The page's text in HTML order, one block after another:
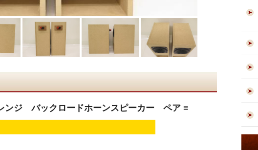
ジ バックロードホーンスピーカー ペア ≡